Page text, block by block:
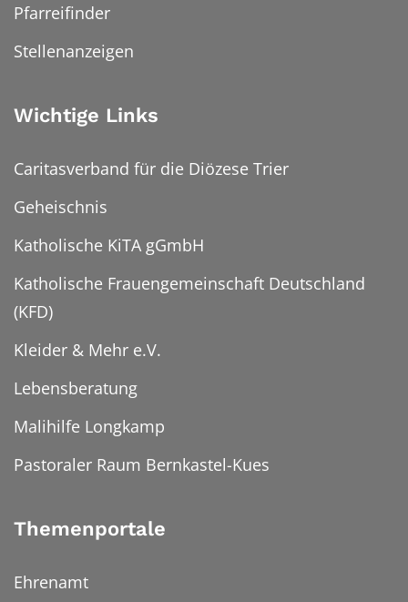
Pfarreifinder
Stellenanzeigen
Wichtige Links
Caritasverband für die Diözese Trier
Geheischnis
Katholische KiTA gGmbH
Katholische Frauengemeinschaft Deutschland
(KFD)
Kleider & Mehr e.V.
Lebensberatung
Malihilfe Longkamp
Pastoraler Raum Bernkastel-Kues
Themenportale
Ehrenamt